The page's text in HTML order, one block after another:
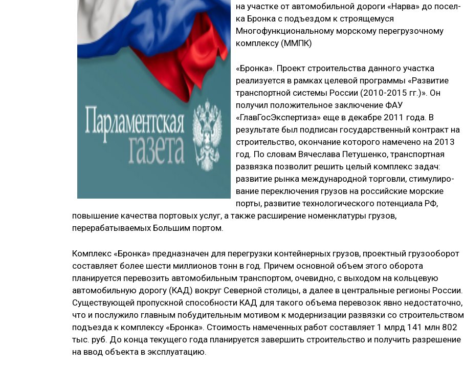
на участке от авто­мобильной дороги «Нарва» до посел­
ка Бронка с подъездом к строящемуся
Многофункциональному морскому перегрузочному
комплексу (ММПК)
«Бронка». Проект строительства дан­ного участка
реализуется в рамках целевой программы «Развитие
транс­портной системы России (2010-2015 гг.)». Он
получил положительное за­ключение ФАУ
«ГлавГосЭкспертиза» еще в декабре 2011 года. В
результате был подписан государственный кон­тракт на
строительство, окончание которого намечено на 2013
год. По словам Вячеслава Петушенко, транс­портная
развязка позволит решить це­лый комплекс задач:
развитие рынка международной торговли, стимулиро­
вание переключения грузов на россий­ские морские
порты, развитие техно­логического потенциала РФ,
повыше­ние качества портовых услуг, а также расширение номенклатуры грузов,
перерабатываемых Большим портом.
Комплекс «Бронка» предназначен для перегрузки контейнерных грузов, проектный грузооборот
составляет более шести миллионов тонн в год. Причем основной объем этого обо­рота
планируется перевозить автомо­бильным транспортом, очевидно, с выходом на кольцевую
автомобиль­ную дорогу (КАД) вокруг Северной столицы, а далее в центральные реги­оны России.
Существующей пропуск­ной способности КАД для такого объ­ема перевозок явно недостаточно,
что и послужило главным побудительным мотивом к модернизации развязки со строительством
подъезда к комплек­су «Бронка». Стоимость намеченных работ составляет 1 млрд 141 млн 802
тыс. руб. До конца текущего года планируется завершить строительство и получить разрешение
на ввод объекта в эксплуатацию.